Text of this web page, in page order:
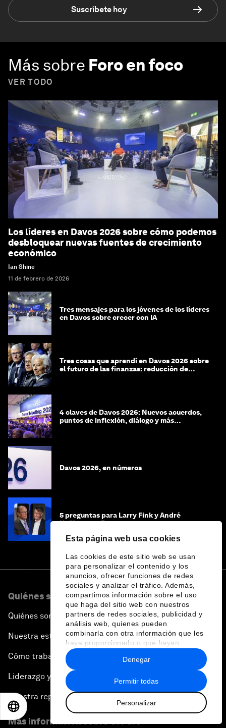
Esta página web usa cookies
Las cookies de este sitio web se usan
para personalizar el contenido y los
anuncios, ofrecer funciones de redes
sociales y analizar el tráfico. Además,
compartimos información sobre el uso
que haga del sitio web con nuestros
partners de redes sociales, publicidad y
análisis web, quienes pueden
combinarla con otra información que les
haya proporcionado o que hayan
recopilado a partir del uso que haya
hecho de sus servicios.
Permitir todas
Personalizar
Denegar
Suscríbete hoy
Más sobre Foro en foco
VER TODO
Los líderes en Davos 2026 sobre cómo podemos
desbloquear nuevas fuentes de crecimiento
económico
Ian Shine
11 de febrero de 2026
Tres mensajes para los jóvenes de los líderes
en Davos sobre crecer con IA
Tres cosas que aprendí en Davos 2026 sobre
el futuro de las finanzas: reducción de
4 claves de Davos 2026: Nuevos acuerdos,
puntos de inflexión, diálogo y más
Davos 2026, en números
5 preguntas para Larry Fink y André
Hoffman en Davos 2026
Quiénes somos
Quiénes somos
Nuestra estrategia
Cómo trabajamos
Liderazgo y gobernanza
Nuestra repercusión
Más información sobre el Foro